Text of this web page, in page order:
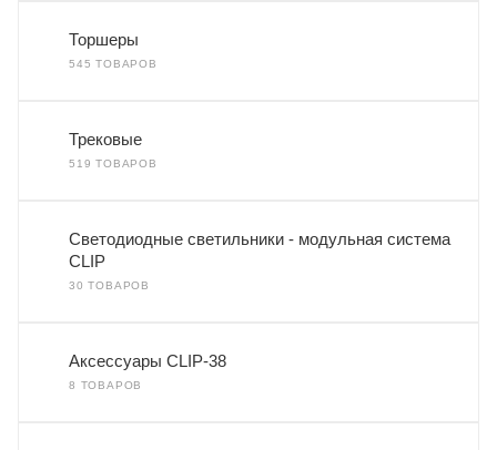
Торшеры
545 ТОВАРОВ
Трековые
519 ТОВАРОВ
Светодиодные светильники - модульная система
CLIP
30 ТОВАРОВ
Аксессуары CLIP-38
8 ТОВАРОВ